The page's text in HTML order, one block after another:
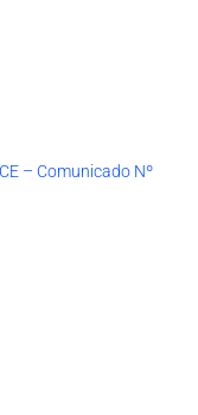
– Comunicado Nº